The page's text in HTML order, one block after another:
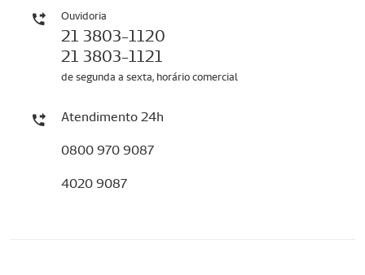
Ouvidoria
21 3803-1120
21 3803-1121
de segunda a sexta, horário comercial
Atendimento 24h
0800 970 9087
4020 9087